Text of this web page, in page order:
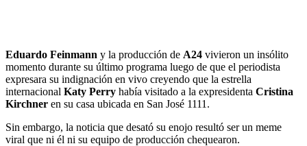
Eduardo Feinmann y la producción de A24 vivieron un insólito
momento durante su último programa luego de que el periodista
expresara su indignación en vivo creyendo que la estrella
internacional Katy Perry había visitado a la expresidenta Cristina
Kirchner en su casa ubicada en San José 1111.
Sin embargo, la noticia que desató su enojo resultó ser un meme
viral que ni él ni su equipo de producción chequearon.